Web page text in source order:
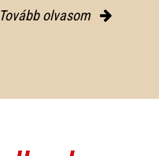
Tovább olvasom